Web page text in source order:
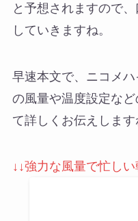
と予想されますので
していきますね。
早速本文で、ニコメ
の風量や温度設定な
て詳しくお伝えします
↓↓強力な風量で忙しい